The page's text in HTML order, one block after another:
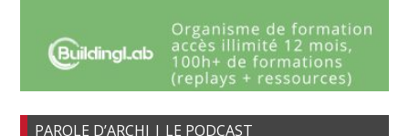
PAROLE D’ARCHI | LE PODCAST